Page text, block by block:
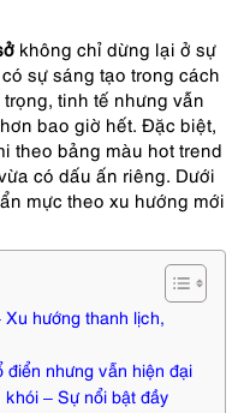
không chỉ dừng lại ở sự
sự sáng tạo trong cách
tinh tế nhưng vẫn
bao giờ hết. Đặc biệt,
theo bảng màu hot trend
có dấu ấn riêng. Dưới
mực theo xu hướng mới
hướng thanh lịch,
điển nhưng vẫn hiện đại
– Sự nổi bật đầy